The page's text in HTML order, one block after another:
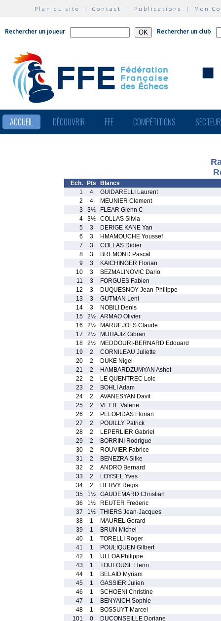
Plan du site | Contact | Publications | Mon
Rechercher un joueur Rechercher un club
ACCUEIL DÉCOUVRIR FFE COMPÉTITIONS
Ech. Pts
Blancs
1
4
GUIDARELLI Laurent
2
4
MEUNIER Clement
3
3½
FLEAR Glenn C
4
3½
COLLAS Silvia
5
3
DERIGE KANE Yan
6
3
HMAMOUCHE Youssef
7
3
COLLAS Didier
8
3
BREMOND Pascal
9
3
KAICHINGER Florian
10
3
BEZMALINOVIC Dario
11
3
FORGUES Fabien
12
3
DUQUESNOY Jean-Philippe
13
3
GUTMAN Leni
14
3
NOBILI Denis
15
2½
ARMAO Olivier
16
2½
MARUEJOLS Claude
17
2½
MUHAJIZ Gibran
18
2½
MEDDOURI-BERNARD Edouard
19
2
CORNILEAU Juliette
20
2
DUKE Nigel
21
2
HAMBARDZUMYAN Ashot
22
2
LE QUENTREC Loic
23
2
BOHLI Adam
24
2
AVANESYAN Davit
25
2
VETTE Valerie
26
2
PELOPIDAS Florian
27
2
POUILLY Patrick
28
2
LEPERLIER Gabriel
29
2
BORRINI Rodrigue
30
2
ROUVIER Fabrice
31
2
BENEZRA Silke
32
2
ANDRO Bernard
33
2
LOYSEL Yves
34
2
HERVY Regis
35
1½
GAUDEMARD Christian
36
1½
REUTER Frederic
37
1½
THIERS Jean-Jacques
38
1
MAUREL Gerard
39
1
BRUN Michel
40
1
TORELLI Roger
41
1
POULIQUEN Gilbert
42
1
ULLOA Philippe
43
1
TOULOUSE Henri
44
1
BELAID Myriam
45
1
GASSIER Julien
46
1
SCHOENI Christine
47
1
BENYAICH Sophie
48
1
BOSSUYT Marcel
101
0
DUCONSEILLE Doriane